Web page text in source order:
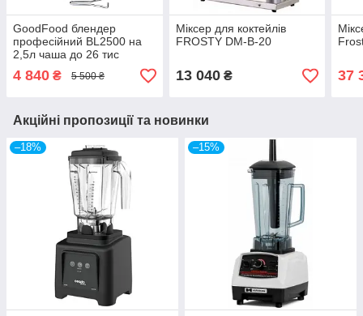
GoodFood блендер
професійний BL2500 на
2,5л чаша до 26 тис
оборотів, лід, смузі, фреш,
пюре
4 840 ₴ 5 500 ₴
Міксер для коктейлів
FROSTY DM-B-20
13 040₴ 37
Акційні пропозиції та новинки
–18% –15%